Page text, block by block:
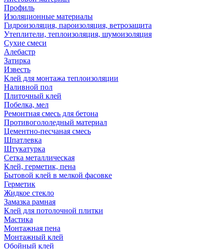
Профиль
Изоляционные материалы
Гидроизоляция, пароизоляция, ветрозащита
Утеплители, теплоизоляция, шумоизоляция
Сухие смеси
Алебастр
Затирка
Известь
Клей для монтажа теплоизоляции
Наливной пол
Плиточный клей
Побелка, мел
Ремонтная смесь для бетона
Противогололедный материал
Цементно-песчаная смесь
Шпатлевка
Штукатурка
Сетка металлическая
Клей, герметик, пена
Бытовой клей в мелкой фасовке
Герметик
Жидкое стекло
Замазка рамная
Клей для потолочной плитки
Мастика
Монтажная пена
Монтажный клей
Обойный клей